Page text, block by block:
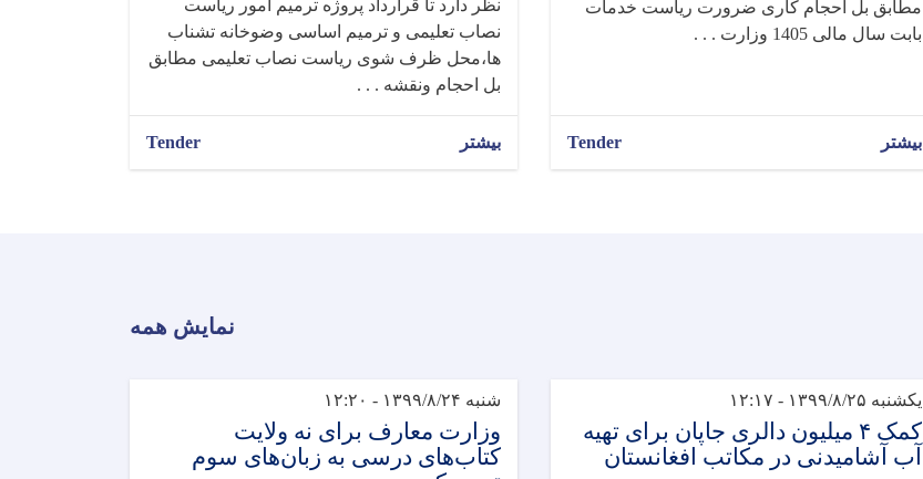
مطابق بل احجام کاری ضرورت ریاست خدمات
بابت سال مالی 1405 وزارت . . .
بیشتر Tender
نظر دارد تا قرارداد پروژه ترمیم امور ریاست
نصاب تعلیمی و ترمیم اساسی وضوخانه تشناب
ها،محل ظرف شوی ریاست نصاب تعلیمی مطابق
بل احجام ونقشه . . .
بیشتر Tender
نمایش همه
یکشنبه ۱۳۹۹/۸/۲۵ - ۱۲:۱۷
کمک ۴ میلیون دالری جاپان برای تهیه
آب آشامیدنی در مکاتب افغانستان
شنبه ۱۳۹۹/۸/۲۴ - ۱۲:۲۰
وزارت معارف برای نه ولایت
کتاب‌های درسی به زبان‌های سوم